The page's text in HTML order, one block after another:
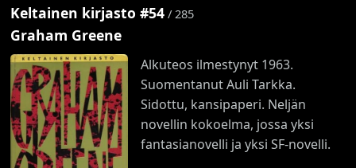
Keltainen kirjasto #54 / 285
Graham Greene
Alkuteos ilmestynyt 1963.
Suomentanut Auli Tarkka.
Sidottu, kansipaperi. Neljän
novellin kokoelma, jossa yksi
fantasianovelli ja yksi SF-novelli.